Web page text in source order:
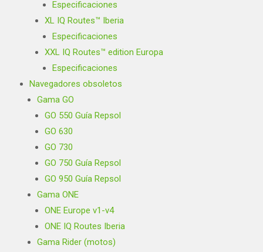
Especificaciones
XL IQ Routes™ Iberia
Especificaciones
XXL IQ Routes™ edition Europa
Especificaciones
Navegadores obsoletos
Gama GO
GO 550 Guía Repsol
GO 630
GO 730
GO 750 Guía Repsol
GO 950 Guía Repsol
Gama ONE
ONE Europe v1-v4
ONE IQ Routes Iberia
Gama Rider (motos)